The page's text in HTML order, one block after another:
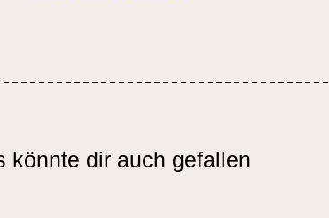
könnte dir auch gefallen